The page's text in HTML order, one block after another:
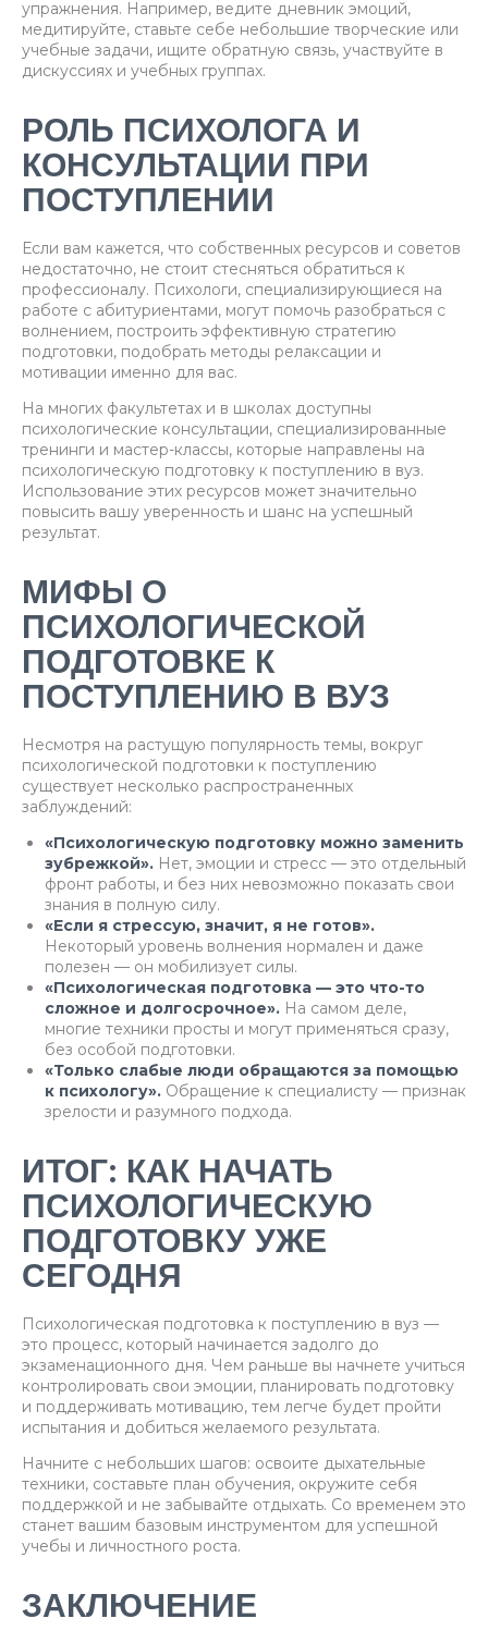
упражнения. Например, ведите дневник эмоций,
медитируйте, ставьте себе небольшие творческие или
учебные задачи, ищите обратную связь, участвуйте в
дискуссиях и учебных группах.
РОЛЬ ПСИХОЛОГА И
КОНСУЛЬТАЦИИ ПРИ
ПОСТУПЛЕНИИ
Если вам кажется, что собственных ресурсов и советов
недостаточно, не стоит стесняться обратиться к
профессионалу. Психологи, специализирующиеся на
работе с абитуриентами, могут помочь разобраться с
волнением, построить эффективную стратегию
подготовки, подобрать методы релаксации и
мотивации именно для вас.
На многих факультетах и в школах доступны
психологические консультации, специализированные
тренинги и мастер-классы, которые направлены на
психологическую подготовку к поступлению в вуз.
Использование этих ресурсов может значительно
повысить вашу уверенность и шанс на успешный
результат.
МИФЫ О
ПСИХОЛОГИЧЕСКОЙ
ПОДГОТОВКЕ К
ПОСТУПЛЕНИЮ В ВУЗ
Несмотря на растущую популярность темы, вокруг
психологической подготовки к поступлению
существует несколько распространенных
заблуждений:
«Психологическую подготовку можно заменить
зубрежкой». Нет, эмоции и стресс — это отдельный
фронт работы, и без них невозможно показать свои
знания в полную силу.
«Если я стрессую, значит, я не готов».
Некоторый уровень волнения нормален и даже
полезен — он мобилизует силы.
«Психологическая подготовка — это что-то
сложное и долгосрочное». На самом деле,
многие техники просты и могут применяться сразу,
без особой подготовки.
«Только слабые люди обращаются за помощью
к психологу». Обращение к специалисту — признак
зрелости и разумного подхода.
ИТОГ: КАК НАЧАТЬ
ПСИХОЛОГИЧЕСКУЮ
ПОДГОТОВКУ УЖЕ
СЕГОДНЯ
Психологическая подготовка к поступлению в вуз —
это процесс, который начинается задолго до
экзаменационного дня. Чем раньше вы начнете учиться
контролировать свои эмоции, планировать подготовку
и поддерживать мотивацию, тем легче будет пройти
испытания и добиться желаемого результата.
Начните с небольших шагов: освоите дыхательные
техники, составьте план обучения, окружите себя
поддержкой и не забывайте отдыхать. Со временем это
станет вашим базовым инструментом для успешной
учебы и личностного роста.
ЗАКЛЮЧЕНИЕ